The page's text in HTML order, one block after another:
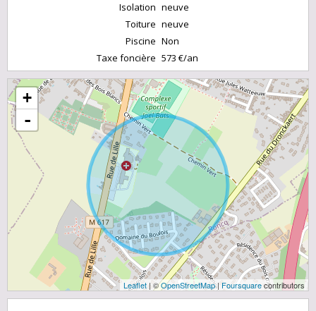
Isolation neuve
Toiture neuve
Piscine Non
Taxe foncière 573 €/an
+
-
Leaflet | ©OpenStreetMap| Foursquarecontributors